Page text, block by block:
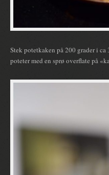
Stek potetkaken på 200 grader i
poteter med en sprø overflate på